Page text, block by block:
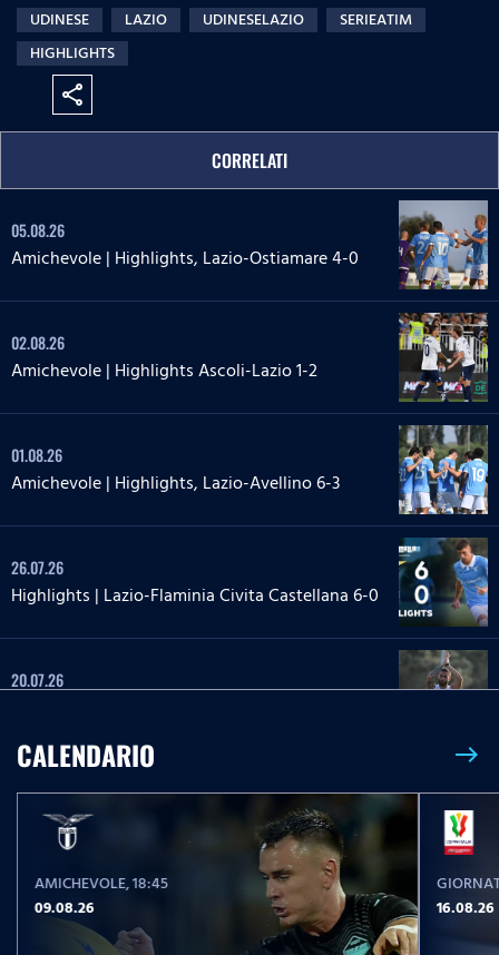
UDINESE LAZIO UDINESELAZIO
SERIEATIM
HIGHLIGHTS
share
CORRELATI
05.08.26
Amichevole | Highlights, Lazio-Ostiamare 4-0
02.08.26
Amichevole | Highlights Ascoli-Lazio 1-2
01.08.26
Amichevole | Highlights, Lazio-Avellino 6-3
26.07.26
Highlights | Lazio-Flaminia Civita Castellana 6-0
20.07.26
24.05.26
Highlights Serie A Enilive | Lazio-Pisa 2-1
17.05.26
Highlights Serie A Women Athora | Fiorentina-
Lazio Women 2-1
CALENDARIO east
AMICHEVOLE, 18:45
09.08.26
16.08.26